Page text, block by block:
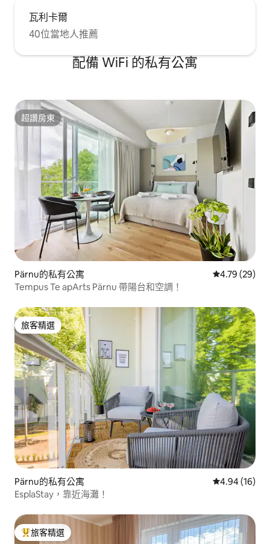
瓦利卡爾
40位當地人推薦
配備 WiFi 的私有公寓
超讚房東
超讚房東
Pärnu的私有公寓 從 29 則評價
4.79 (29)
Tempus Te apArts Pärnu 帶陽台和空調！
旅客精選
旅客精選
Pärnu的私有公寓 從 16 則評價
4.94 (16)
EsplaStay，靠近海灘！
旅客精選榜首
旅客精選